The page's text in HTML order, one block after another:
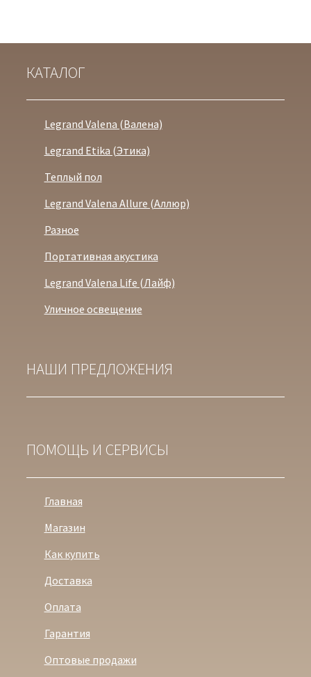
КАТАЛОГ
Legrand Valena (Валена)
Legrand Etika (Этика)
Теплый пол
Legrand Valena Allure (Аллюр)
Разное
Портативная акустика
Legrand Valena Life (Лайф)
Уличное освещение
НАШИ ПРЕДЛОЖЕНИЯ
ПОМОЩЬ И СЕРВИСЫ
Главная
Магазин
Как купить
Доставка
Оплата
Гарантия
Оптовые продажи